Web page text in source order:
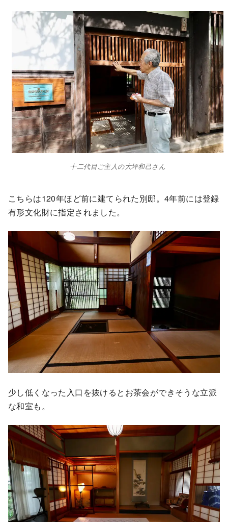
十二代目ご主人の大坪和己さん
こちらは120年ほど前に建てられた別邸。4年前には登録
有形文化財に指定されました。
少し低くなった入口を抜けるとお茶会ができそうな立派
な和室も。